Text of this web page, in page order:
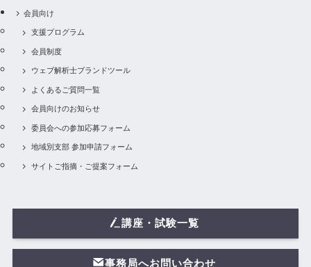
会員向け
支援プログラム
会員制度
ウェブ解析士ブランドツール
よくあるご質問一覧
会員向けのお知らせ
委員会への参加応募フォーム
地域別支部 参加申請フォーム
サイトご指摘・ご提案フォーム
講座・試験一覧
事務局へお問い合わせ